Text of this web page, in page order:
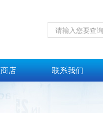
店 联系我们